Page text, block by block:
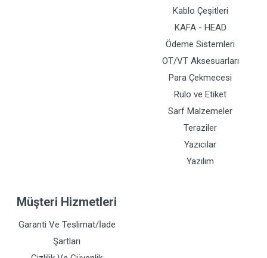
Kablo Çeşitleri
KAFA - HEAD
Ödeme Sistemleri
OT/VT Aksesuarları
Para Çekmecesi
Rulo ve Etiket
Sarf Malzemeler
Teraziler
Yazıcılar
Yazılım
Müşteri Hizmetleri
Garanti Ve Teslimat/İade
Şartları